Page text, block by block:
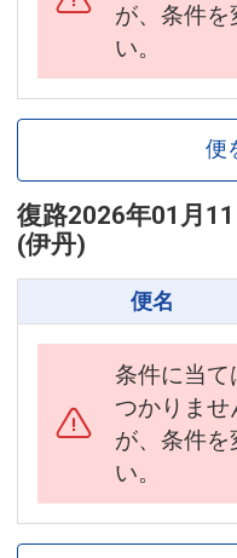
が、条件を
い。
便
復路2026年01月11
(伊丹)
便名
条件に当て
つかりま
が、条件を
い。